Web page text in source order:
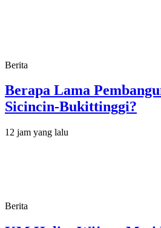
Berita
Berapa Lama
Sicincin-Bukittinggi?
12 jam yang lalu
Berita